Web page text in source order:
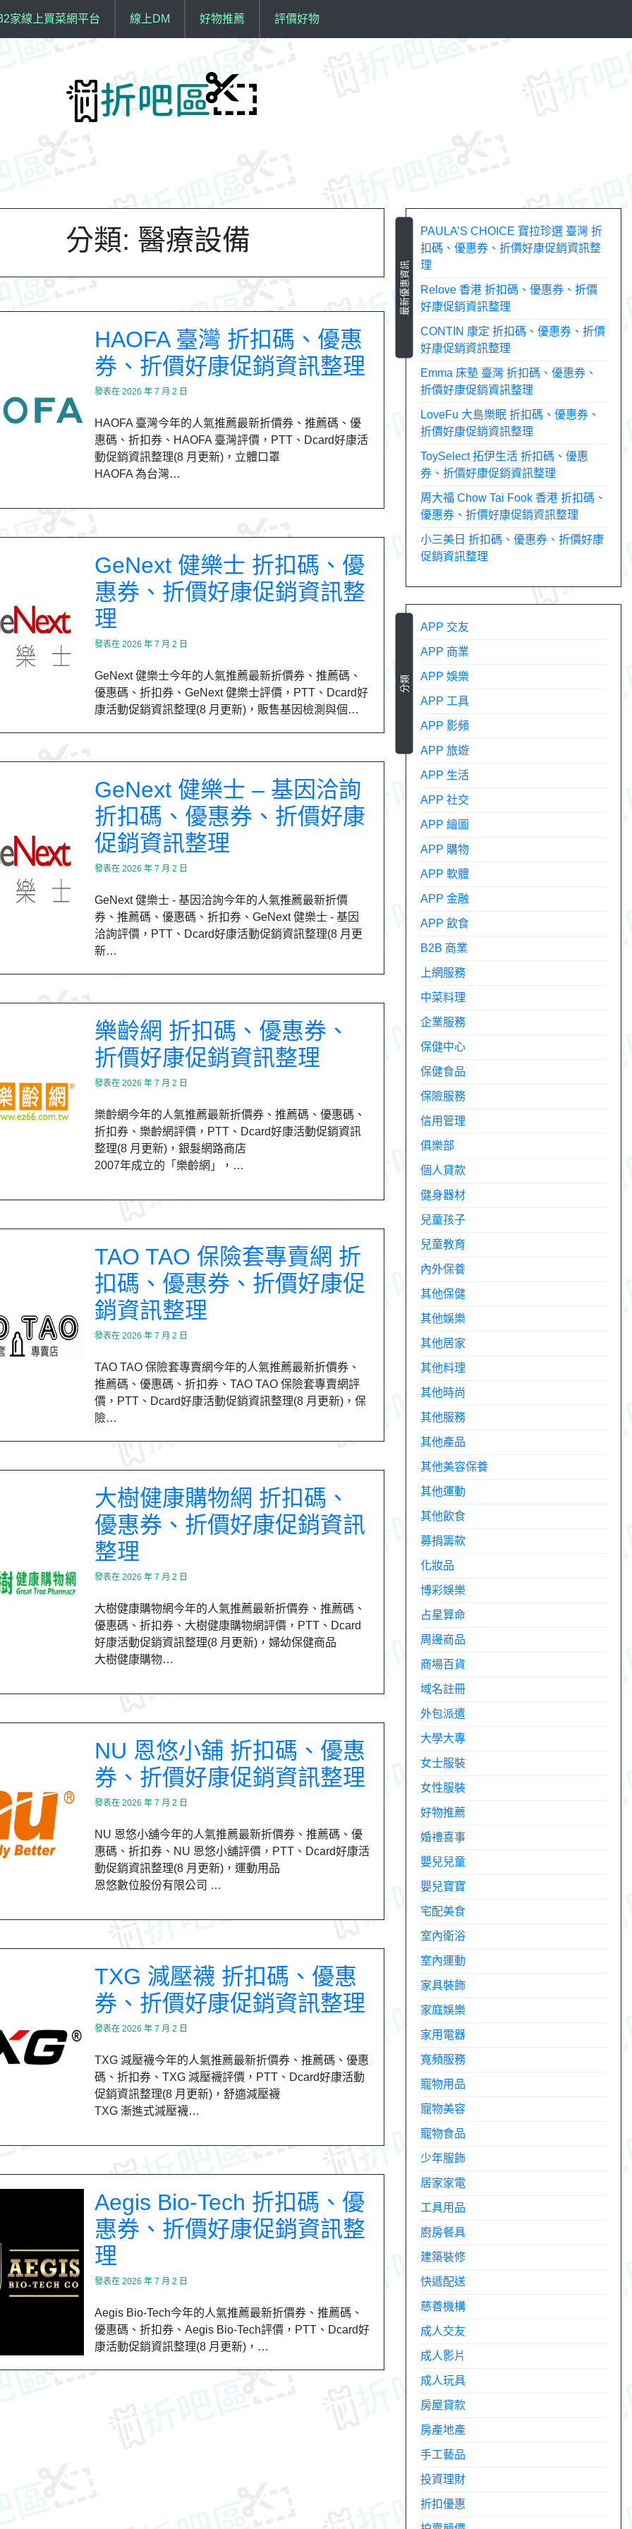
家線上買菜網平台 線上DM 好物推薦 評價好物
分類: 醫療設備
HAOFA 臺灣 折扣碼、優惠
券、折價好康促銷資訊整理
發表在 2026 年 7 月 2 日
HAOFA 臺灣今年的人氣推薦最新折價券、推薦碼、優
惠碼、折扣券、HAOFA 臺灣評價，PTT、Dcard好康活
動促銷資訊整理(8 月更新)，立體口罩
HAOFA 為台灣…
GeNext 健樂士 折扣碼、優
惠券、折價好康促銷資訊整
理
發表在 2026 年 7 月 2 日
GeNext 健樂士今年的人氣推薦最新折價券、推薦碼、
優惠碼、折扣券、GeNext 健樂士評價，PTT、Dcard好
康活動促銷資訊整理(8 月更新)，販售基因檢測與個…
GeNext 健樂士 – 基因洽詢
折扣碼、優惠券、折價好康
促銷資訊整理
發表在 2026 年 7 月 2 日
GeNext 健樂士 - 基因洽詢今年的人氣推薦最新折價
券、推薦碼、優惠碼、折扣券、GeNext 健樂士 - 基因
洽詢評價，PTT、Dcard好康活動促銷資訊整理(8 月更
新…
樂齡網 折扣碼、優惠券、
折價好康促銷資訊整理
發表在 2026 年 7 月 2 日
樂齡網今年的人氣推薦最新折價券、推薦碼、優惠碼、
折扣券、樂齡網評價，PTT、Dcard好康活動促銷資訊
整理(8 月更新)，銀髮網路商店
2007年成立的「樂齡網」，…
TAO TAO 保險套專賣網 折
扣碼、優惠券、折價好康促
銷資訊整理
發表在 2026 年 7 月 2 日
TAO TAO 保險套專賣網今年的人氣推薦最新折價券、
推薦碼、優惠碼、折扣券、TAO TAO 保險套專賣網評
價，PTT、Dcard好康活動促銷資訊整理(8 月更新)，保
險…
大樹健康購物網 折扣碼、
優惠券、折價好康促銷資訊
整理
發表在 2026 年 7 月 2 日
大樹健康購物網今年的人氣推薦最新折價券、推薦碼、
優惠碼、折扣券、大樹健康購物網評價，PTT、Dcard
好康活動促銷資訊整理(8 月更新)，婦幼保健商品
大樹健康購物…
NU 恩悠小舖 折扣碼、優惠
券、折價好康促銷資訊整理
發表在 2026 年 7 月 2 日
NU 恩悠小舖今年的人氣推薦最新折價券、推薦碼、優
惠碼、折扣券、NU 恩悠小舖評價，PTT、Dcard好康活
動促銷資訊整理(8 月更新)，運動用品
恩悠數位股份有限公司 …
TXG 減壓襪 折扣碼、優惠
券、折價好康促銷資訊整理
發表在 2026 年 7 月 2 日
TXG 減壓襪今年的人氣推薦最新折價券、推薦碼、優惠
碼、折扣券、TXG 減壓襪評價，PTT、Dcard好康活動
促銷資訊整理(8 月更新)，舒適減壓襪
TXG 漸進式減壓襪…
Aegis Bio-Tech 折扣碼、優
惠券、折價好康促銷資訊整
理
發表在 2026 年 7 月 2 日
Aegis Bio-Tech今年的人氣推薦最新折價券、推薦碼、
優惠碼、折扣券、Aegis Bio-Tech評價，PTT、Dcard好
康活動促銷資訊整理(8 月更新)，…
最新優惠資訊
PAULA’S CHOICE 寶拉珍選 臺灣 折
扣碼、優惠券、折價好康促銷資訊整
理
Relove 香港 折扣碼、優惠券、折價
好康促銷資訊整理
CONTIN 康定 折扣碼、優惠券、折價
好康促銷資訊整理
Emma 床墊 臺灣 折扣碼、優惠券、
折價好康促銷資訊整理
LoveFu 大島樂眠 折扣碼、優惠券、
折價好康促銷資訊整理
ToySelect 拓伊生活 折扣碼、優惠
券、折價好康促銷資訊整理
周大福 Chow Tai Fook 香港 折扣碼、
優惠券、折價好康促銷資訊整理
小三美日 折扣碼、優惠券、折價好康
促銷資訊整理
分類
APP 交友
APP 商業
APP 娛樂
APP 工具
APP 影頻
APP 旅遊
APP 生活
APP 社交
APP 繪圖
APP 購物
APP 軟體
APP 金融
APP 飲食
B2B 商業
上網服務
中菜料理
企業服務
保健中心
保健食品
保險服務
信用管理
俱樂部
個人貸款
健身器材
兒童孩子
兒童教育
內外保養
其他保健
其他娛樂
其他居家
其他料理
其他時尚
其他服務
其他產品
其他美容保養
其他運動
其他飲食
募捐籌款
化妝品
博彩娛樂
占星算命
周邊商品
商場百貨
域名註冊
外包派遣
大學大專
女士服裝
女性服裝
好物推薦
婚禮喜事
嬰兒兒童
嬰兒寶寶
宅配美食
室內衛浴
室內運動
家具裝飾
家庭娛樂
家用電器
寬頻服務
寵物用品
寵物美容
寵物食品
少年服飾
居家家電
工具用品
廚房餐具
建築裝修
快遞配送
慈善機構
成人交友
成人影片
成人玩具
房屋貸款
房產地產
手工藝品
投資理財
折扣優惠